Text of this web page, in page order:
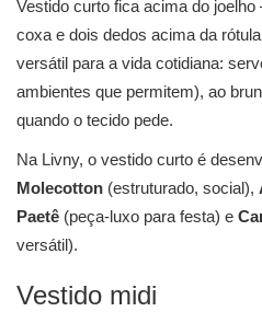
Vestido curto fica acima do
coxa e dois dedos acima da
versátil para a vida cotidiana:
ambientes que permitem), ao
quando o tecido pede.
Na Livny, o vestido curto é
Molecotton (estruturado, social),
Paetê (peça-luxo para festa) e
versátil).
Vestido midi